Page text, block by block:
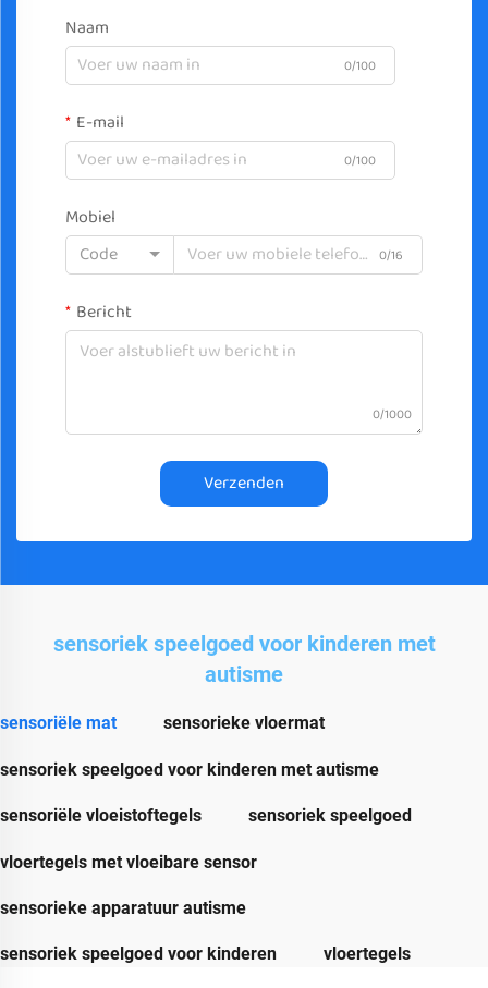
Naam
0/100
E-mail
0/100
Mobiel
Code
0/16
Bericht
0/1000
Verzenden
sensoriek speelgoed voor kinderen met
autisme
sensoriële mat sensorieke vloermat
sensoriek speelgoed voor kinderen met autisme
sensoriële vloeistoftegels sensoriek speelgoed
vloertegels met vloeibare sensor
sensorieke apparatuur autisme
sensoriek speelgoed voor kinderen vloertegels